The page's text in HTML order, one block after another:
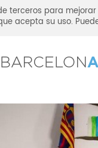
terceros para
acepta su uso.
Press Room